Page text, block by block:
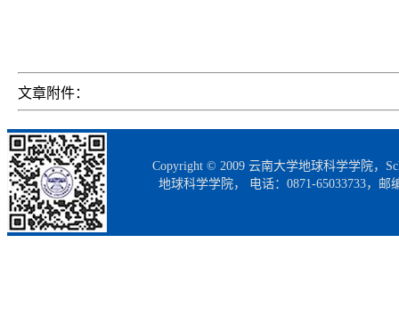
文章附件：
Copyright © 2009 云南大学地球科学学院，
地球科学学院， 电话：0871-65033733，邮